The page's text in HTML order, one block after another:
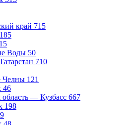
край 715
185
Воды 50
710
Челны 121
46
область — Кузбасс 667
198